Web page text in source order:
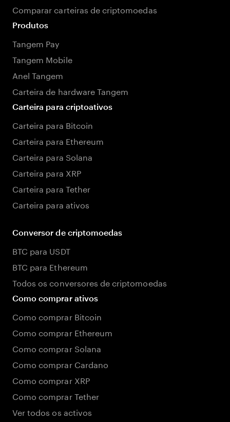
Comparar carteiras de criptomoedas
Produtos
Tangem Pay
Tangem Mobile
Anel Tangem
Carteira de hardware Tangem
Carteira para criptoativos
Carteira para Bitcoin
Carteira para Ethereum
Carteira para Solana
Carteira para XRP
Carteira para Tether
Carteira para ativos
Conversor de criptomoedas
BTC para USDT
BTC para Ethereum
Todos os conversores de criptomoedas
Como comprar ativos
Como comprar Bitcoin
Como comprar Ethereum
Como comprar Solana
Como comprar Cardano
Como comprar XRP
Como comprar Tether
Ver todos os activos